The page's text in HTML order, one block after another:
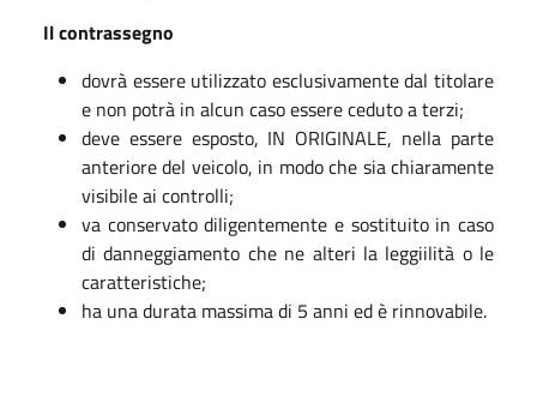
Il contrassegno
dovrà essere utilizzato esclusivamente dal titolare
e non potrà in alcun caso essere ceduto a terzi;
deve essere esposto, IN ORIGINALE, nella parte
anteriore del veicolo, in modo che sia chiaramente
visibile ai controlli;
va conservato diligentemente e sostituito in caso
di danneggiamento che ne alteri la leggiilità o le
caratteristiche;
ha una durata massima di 5 anni ed è rinnovabile.